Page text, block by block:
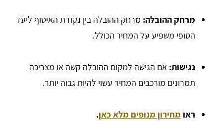
מרחק ההובלה: מרחק ההובלה בין נקודת האיסוף ליעד
הסופי משפיע על המחיר הכולל.
נגישות: אם הגישה למקום ההובלה קשה או מצריכה
תמרונים מורכבים המחיר עשוי להיות גבוה יותר.
ראו מחירון מנופים מלא כאן.